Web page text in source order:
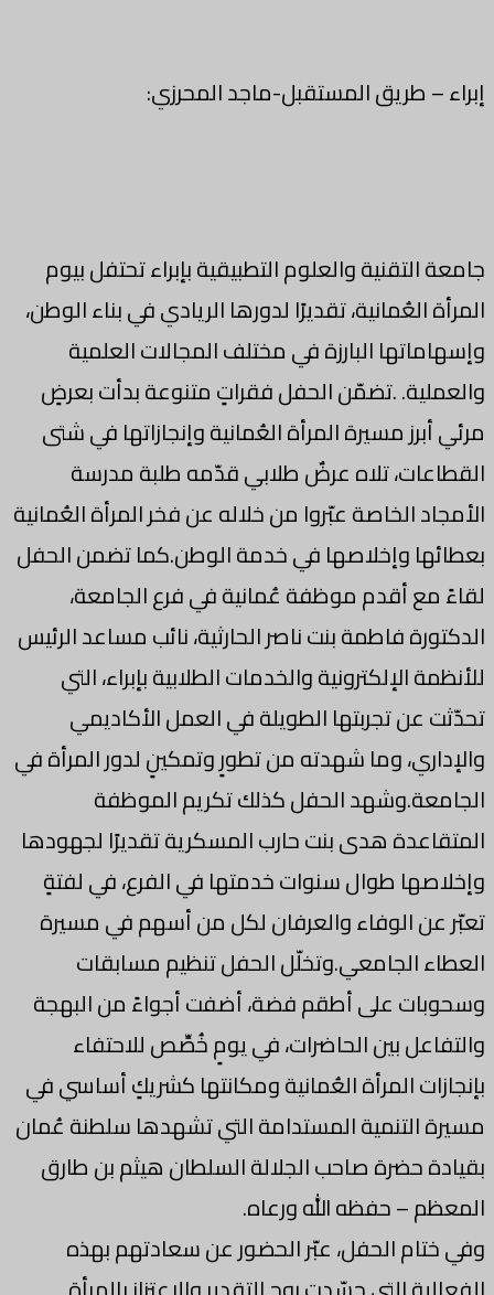
إبراء – طريق المستقبل-ماجد المحرزي:
جامعة التقنية والعلوم التطبيقية بإبراء تحتفل بيوم
المرأة العُمانية، تقديرًا لدورها الريادي في بناء الوطن،
وإسهاماتها البارزة في مختلف المجالات العلمية
والعملية. .تضمّن الحفل فقراتٍ متنوعة بدأت بعرضٍ
مرئي أبرز مسيرة المرأة العُمانية وإنجازاتها في شتى
القطاعات، تلاه عرضٌ طلابي قدّمه طلبة مدرسة
الأمجاد الخاصة عبّروا من خلاله عن فخر المرأة العُمانية
بعطائها وإخلاصها في خدمة الوطن.كما تضمن الحفل
لقاءً مع أقدم موظفة عُمانية في فرع الجامعة،
الدكتورة فاطمة بنت ناصر الحارثية، نائب مساعد الرئيس
للأنظمة الإلكترونية والخدمات الطلابية بإبراء، التي
تحدّثت عن تجربتها الطويلة في العمل الأكاديمي
والإداري، وما شهدته من تطورٍ وتمكينٍ لدور المرأة في
الجامعة.وشهد الحفل كذلك تكريم الموظفة
المتقاعدة هدى بنت حارب المسكرية تقديرًا لجهودها
وإخلاصها طوال سنوات خدمتها في الفرع، في لفتةٍ
تعبّر عن الوفاء والعرفان لكل من أسهم في مسيرة
العطاء الجامعي.وتخلّل الحفل تنظيم مسابقات
وسحوبات على أطقم فضة، أضفت أجواءً من البهجة
والتفاعل بين الحاضرات، في يومٍ خُصِّص للاحتفاء
بإنجازات المرأة العُمانية ومكانتها كشريكٍ أساسي في
مسيرة التنمية المستدامة التي تشهدها سلطنة عُمان
بقيادة حضرة صاحب الجلالة السلطان هيثم بن طارق
المعظم – حفظه الله ورعاه.
وفي ختام الحفل، عبّر الحضور عن سعادتهم بهذه